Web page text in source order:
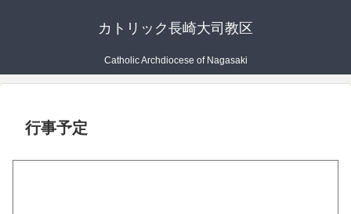
カトリック長崎大司教区
Catholic Archdiocese of Nagasaki
行事予定